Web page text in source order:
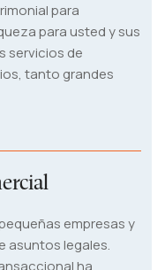
para
para usted y sus
servicios de
tanto grandes
empresas y
asuntos legales.